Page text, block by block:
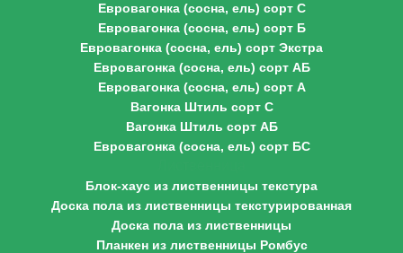
Евровагонка (сосна, ель) сорт С
Евровагонка (сосна, ель) сорт Б
Евровагонка (сосна, ель) сорт Экстра
Евровагонка (сосна, ель) сорт АБ
Евровагонка (сосна, ель) сорт А
Вагонка Штиль сорт С
Вагонка Штиль сорт АБ
Евровагонка (сосна, ель) сорт БС
Блок-хаус из лиственницы текстура
Доска пола из лиственницы текстурированная
Доска пола из лиственницы
Планкен из лиственницы Ромбус